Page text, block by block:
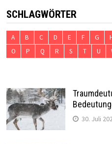
SCHLAGWÖRTER
A B C D E F G
O
P Q R S T U
30. Juli